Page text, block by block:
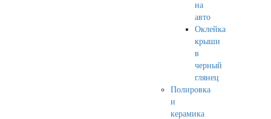
на
авто
Оклейка
крыши
в
черный
глянец
Полировка
и
керамика